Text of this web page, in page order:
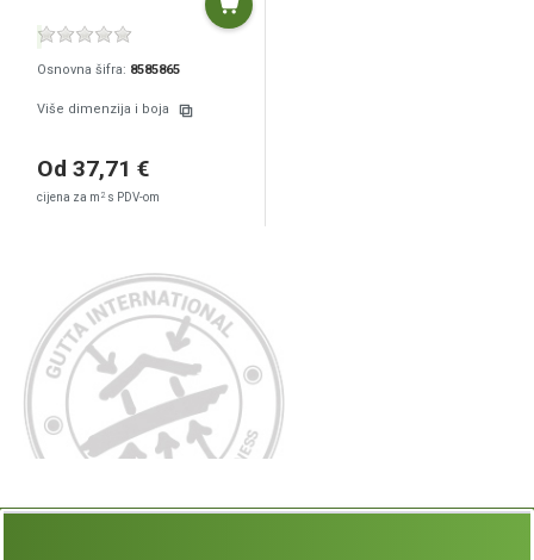
Osnovna šifra: 8585865
Više dimenzija i boja
Od 37,71 €
cijena za m 2 s PDV-om